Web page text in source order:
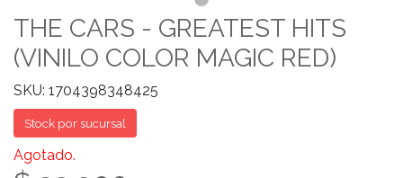
THE CARS - GREATEST HITS
(VINILO COLOR MAGIC RED)
SKU: 1704398348425
Stock por sucursal
Agotado.